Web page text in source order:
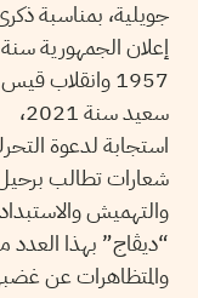
جويلية، بمناسبة
إعلان الجمهورية سنة
1957 وانقلاب قيس
سعيد سنة 2021،
استجابة لدعوة
شعارات تطالب
والتهميش
“ديڨاج” بهذا العدد
والمتظاهرات عن